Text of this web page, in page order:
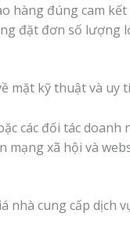
hàng đúng cam
đặt đơn số lượng
mặt kỹ thuật và uy
các đối tác doanh
mạng xã hội và